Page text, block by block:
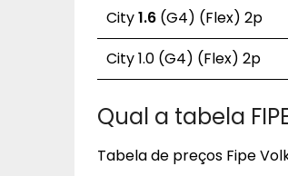
City1.6 (G4) (Flex) 2p
City 1.0 (G4) (Flex) 2p
Qual a tabela
Tabela de preços Fipe